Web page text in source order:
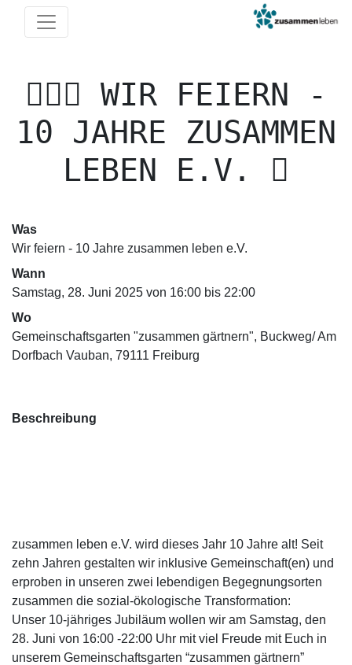
WIR FEIERN -
10 JAHRE ZUSAMMEN
LEBEN E.V.
Was
Wir feiern - 10 Jahre zusammen leben e.V.
Wann
Samstag, 28. Juni 2025 von 16:00 bis 22:00
Wo
Gemeinschaftsgarten "zusammen gärtnern", Buckweg/ Am
Dorfbach Vauban, 79111 Freiburg
Beschreibung
zusammen leben e.V. wird dieses Jahr 10 Jahre alt! Seit
zehn Jahren gestalten wir inklusive Gemeinschaft(en) und
erproben in unseren zwei lebendigen Begegnungsorten
zusammen die sozial-ökologische Transformation:
Unser 10-jähriges Jubiläum wollen wir am Samstag, den
28. Juni von 16:00 -22:00 Uhr mit viel Freude mit Euch in
unserem Gemeinschaftsgarten “zusammen gärtnern”